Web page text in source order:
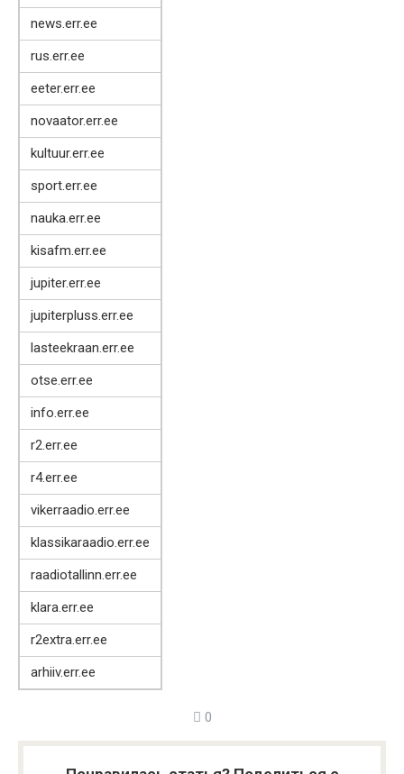
news.err.ee
rus.err.ee
eeter.err.ee
novaator.err.ee
kultuur.err.ee
sport.err.ee
nauka.err.ee
kisafm.err.ee
jupiter.err.ee
jupiterpluss.err.ee
lasteekraan.err.ee
otse.err.ee
info.err.ee
r2.err.ee
r4.err.ee
vikerraadio.err.ee
klassikaraadio.err.ee
raadiotallinn.err.ee
klara.err.ee
r2extra.err.ee
arhiiv.err.ee
0